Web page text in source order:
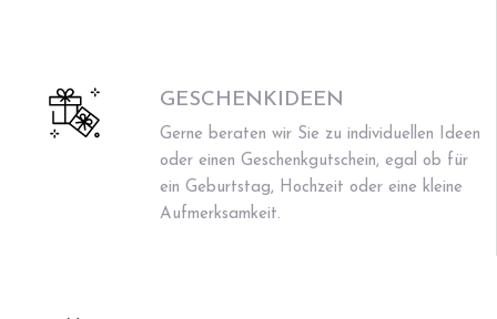
GESCHENKIDEEN
Gerne beraten wir Sie zu individuellen Ideen
oder einen Geschenkgutschein, egal ob für
ein Geburtstag, Hochzeit oder eine kleine
Aufmerksamkeit.